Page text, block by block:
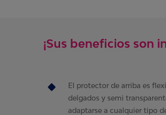
¡Sus beneficios son
El protector de arriba es
delgados y semi
adaptarse a cualquier tipo